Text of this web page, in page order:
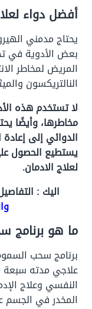
أفضل دواء
يحتاج مدمني
بعض الأدوية في
المريض لمخاطر
النالتريكسون
لا تستخدم هذه
مخاطرها، وأيضًا
الدوائي إلى
يستطيع الحصول
لعلاج الادمان.
اليك :
ما هو
برنامج سحب
علاجي مدته سبعة
النفسي وعلاج
المخدر في